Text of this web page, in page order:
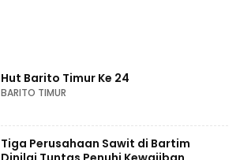
Hut Barito Timur Ke 24
BARITO TIMUR
Tiga Perusahaan Sawit di Bartim